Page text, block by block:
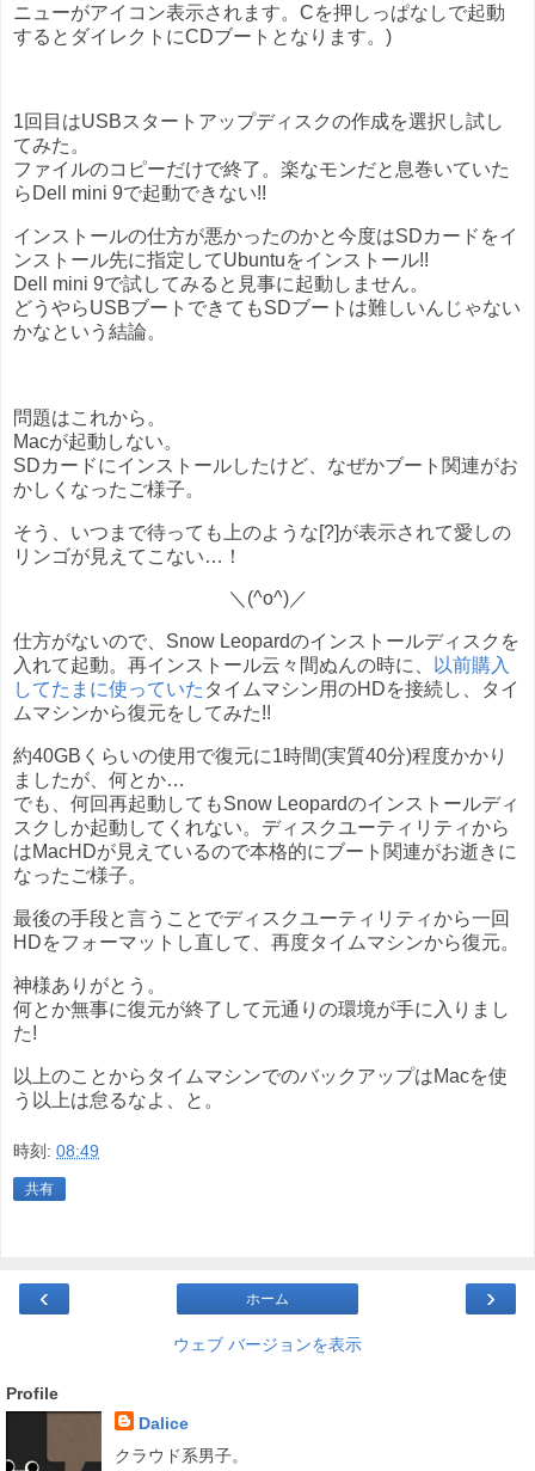
ニューがアイコン表示されます。Cを押しっぱなしで起動
するとダイレクトにCDブートとなります。)
1回目はUSBスタートアップディスクの作成を選択し試し
てみた。
ファイルのコピーだけで終了。楽なモンだと息巻いていた
らDell mini 9で起動できない!!
インストールの仕方が悪かったのかと今度はSDカードをイ
ンストール先に指定してUbuntuをインストール!!
Dell mini 9で試してみると見事に起動しません。
どうやらUSBブートできてもSDブートは難しいんじゃない
かなという結論。
問題はこれから。
Macが起動しない。
SDカードにインストールしたけど、なぜかブート関連がお
かしくなったご様子。
そう、いつまで待っても上のような[?]が表示されて愛しの
リンゴが見えてこない…！
＼(^o^)／
仕方がないので、Snow Leopardのインストールディスクを
入れて起動。再インストール云々間ぬんの時に、
以前購入
してたまに使っていた タイムマシン用のHDを接続し、タイ
ムマシンから復元をしてみた!!
約40GBくらいの使用で復元に1時間(実質40分)程度かかり
ましたが、何とか…
でも、何回再起動してもSnow Leopardのインストールディ
スクしか起動してくれない。ディスクユーティリティから
はMacHDが見えているので本格的にブート関連がお逝きに
なったご様子。
最後の手段と言うことでディスクユーティリティから一回
HDをフォーマットし直して、再度タイムマシンから復元。
神様ありがとう。
何とか無事に復元が終了して元通りの環境が手に入りまし
た!
以上のことからタイムマシンでのバックアップはMacを使
う以上は怠るなよ、と。
時刻: 08:49
共有
‹ ›
ホーム
ウェブ バージョンを表示
Profile
Dalice
クラウド系男子。